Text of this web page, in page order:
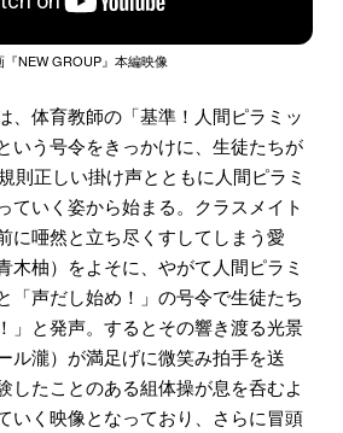
『NEW GROUP』本編映像
、体育教師の「基準！人間ピラミッ
いう号令をきっかけに、生徒たちが
則正しい掛け声とともに人間ピラミ
ていく姿から始まる。クラスメイト
に唖然と立ち尽くすしてしまう愛
木柚）をよそに、やがて人間ピラミ
「声だし始め！」の号令で生徒たち
」と発声。するとその響き渡る光景
ル瀧）が満足げに微笑み拍手を送
したことのある組体操が息を呑むよ
いく映像となっており、さらに冒頭